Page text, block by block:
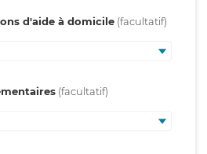
d'aide à domicile